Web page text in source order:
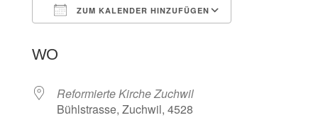
ZUM KALENDER HINZUFÜGEN
WO
Reformierte Kirche Zuchwil
Bühlstrasse, Zuchwil, 4528